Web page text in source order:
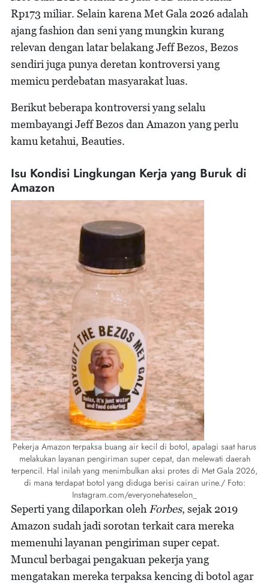
Rp173 miliar. Selain karena Met Gala 2026 adalah
ajang fashion dan seni yang mungkin kurang
relevan dengan latar belakang Jeff Bezos, Bezos
sendiri juga punya deretan kontroversi yang
memicu perdebatan masyarakat luas.
Berikut beberapa kontroversi yang selalu
membayangi Jeff Bezos dan Amazon yang perlu
kamu ketahui, Beauties.
Isu Kondisi Lingkungan Kerja yang Buruk di
Amazon
Pekerja Amazon terpaksa buang air kecil di botol, apalagi saat harus
melakukan layanan pengiriman super cepat, dan melewati daerah
terpencil. Hal inilah yang menimbulkan aksi protes di Met Gala 2026,
di mana terdapat botol yang diduga berisi cairan urine./ Foto:
Instagram.com/everyonehateselon_
Seperti yang dilaporkan oleh Forbes, sejak 2019
Amazon sudah jadi sorotan terkait cara mereka
memenuhi layanan pengiriman super cepat.
Muncul berbagai pengakuan pekerja yang
mengatakan mereka terpaksa kencing di botol agar